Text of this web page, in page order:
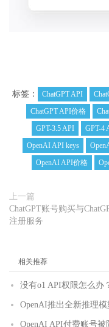
标签： ChatGPT API
ChatGPT API价格
GPT-3.5 API
GPT-4
OpenAI API keys
OpenAI API价格
上一篇
ChatGPT账号购买与
注册服务
相关推荐
没有o1 API权限怎么办
OpenAI推出全新推理
OpenAI API付费账号